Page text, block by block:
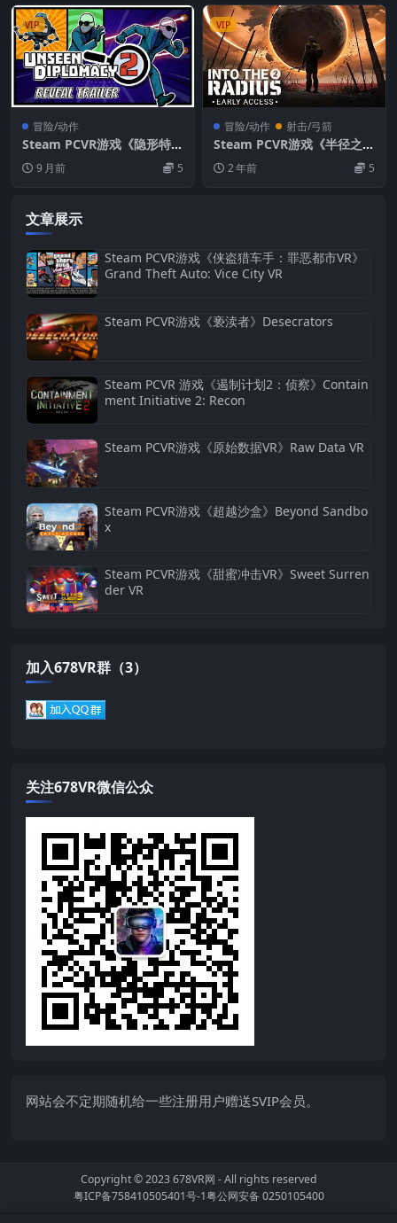
VIP
冒险/动作
Steam PCVR游戏《隐形特工
2》Unseen Diplomacy 2
9 月前 5
VIP
冒险/动作 射击/弓箭
Steam PCVR游戏《半径之内
2》Into the Radius 2
2 年前 5
文章展示
Steam PCVR游戏《侠盗猎车手：罪恶都市VR》
Grand Theft Auto: Vice City VR
Steam PCVR游戏《亵渎者》Desecrators
Steam PCVR 游戏《遏制计划2：侦察》Contain
ment Initiative 2: Recon
Steam PCVR游戏《原始数据VR》Raw Data VR
Steam PCVR游戏《超越沙盒》Beyond Sandbo
x
Steam PCVR游戏《甜蜜冲击VR》Sweet Surren
der VR
加入678VR群（3）
关注678VR微信公众
网站会不定期随机给一些注册用户赠送SVIP会员。
Copyright © 2023678VR网 - All rights reserved
粤ICP备758410505401号-1粤公网安备 0250105400